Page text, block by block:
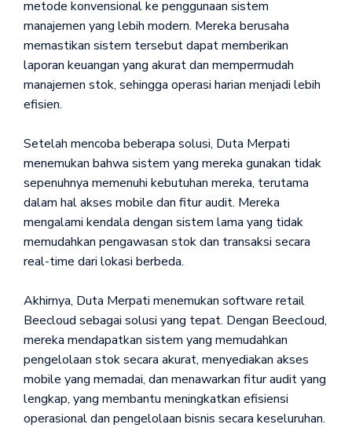
metode konvensional ke penggunaan sistem
manajemen yang lebih modern. Mereka berusaha
memastikan sistem tersebut dapat memberikan
laporan keuangan yang akurat dan mempermudah
manajemen stok, sehingga operasi harian menjadi lebih
efisien.
Setelah mencoba beberapa solusi, Duta Merpati
menemukan bahwa sistem yang mereka gunakan tidak
sepenuhnya memenuhi kebutuhan mereka, terutama
dalam hal akses mobile dan fitur audit. Mereka
mengalami kendala dengan sistem lama yang tidak
memudahkan pengawasan stok dan transaksi secara
real-time dari lokasi berbeda.
Akhirnya, Duta Merpati menemukan software retail
Beecloud sebagai solusi yang tepat. Dengan Beecloud,
mereka mendapatkan sistem yang memudahkan
pengelolaan stok secara akurat, menyediakan akses
mobile yang memadai, dan menawarkan fitur audit yang
lengkap, yang membantu meningkatkan efisiensi
operasional dan pengelolaan bisnis secara keseluruhan.